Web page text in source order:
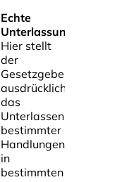
Echte
Unterlassungsdelikte
Hier stellt
der
Gesetzgeber
ausdrücklich
das
Unterlassen
bestimmter
Handlungen
in
bestimmten